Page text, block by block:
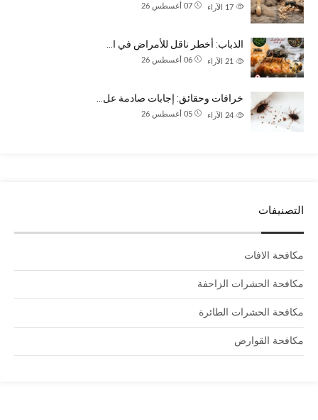
07 أغسطس 26 الآراء
الذباب: أخطر ناقل للأمراض في ا…
06 أغسطس 26 الآراء
خرافات وحقائق: إجابات صادمة عل…
05 أغسطس 26 الآراء
التصنيفات
مكافحة الافات
مكافحة الحشرات الزاحفة
مكافحة الحشرات الطائرة
مكافحة القوارض